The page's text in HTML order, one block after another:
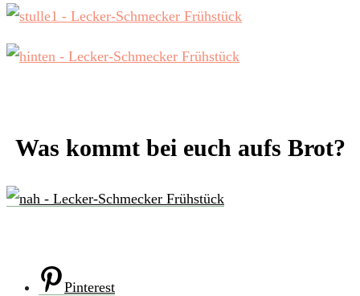
Was kommt bei euch aufs Brot?
Pinterest